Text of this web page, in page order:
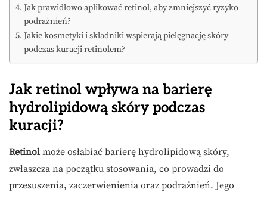
Jak prawidłowo aplikować retinol, aby zmniejszyć ryzyko
podrażnień?
Jakie kosmetyki i składniki wspierają pielęgnację skóry
podczas kuracji retinolem?
Jak retinol wpływa na barierę
hydrolipidową skóry podczas
kuracji?
Retinol może osłabiać barierę hydrolipidową skóry,
zwłaszcza na początku stosowania, co prowadzi do
przesuszenia, zaczerwienienia oraz podrażnień. Jego